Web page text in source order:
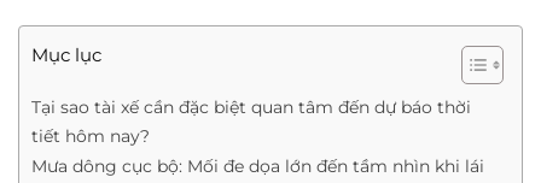
Mục lục
Tại sao tài xế cần đặc biệt quan tâm đến dự báo thời
tiết hôm nay?
Mưa dông cục bộ: Mối đe dọa lớn đến tầm nhìn khi lái